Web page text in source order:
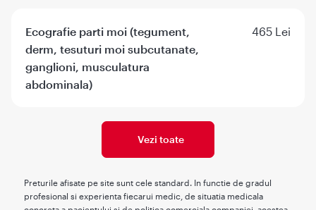
Ecografie parti moi (tegument,
derm, tesuturi moi subcutanate,
ganglioni, musculatura
abdominala)
465 Lei
Vezi toate
Preturile afisate pe site sunt cele standard. In functie de gradul
profesional si experienta fiecarui medic, de situatia medicala